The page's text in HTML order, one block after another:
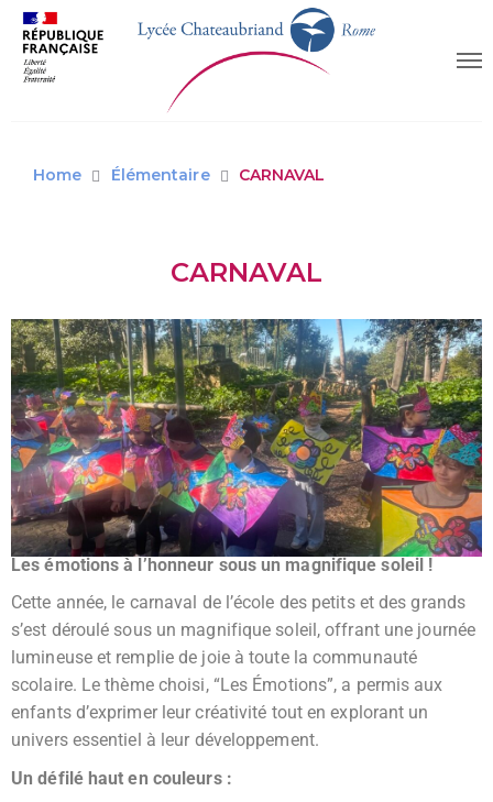
Home Élémentaire CARNAVAL
CARNAVAL
Les émotions à l’honneur sous un magnifique soleil !
Cette année, le carnaval de l’école des petits et des grands
s’est déroulé sous un magnifique soleil, offrant une journée
lumineuse et remplie de joie à toute la communauté
scolaire. Le thème choisi, “Les Émotions”, a permis aux
enfants d’exprimer leur créativité tout en explorant un
univers essentiel à leur développement.
Un défilé haut en couleurs :